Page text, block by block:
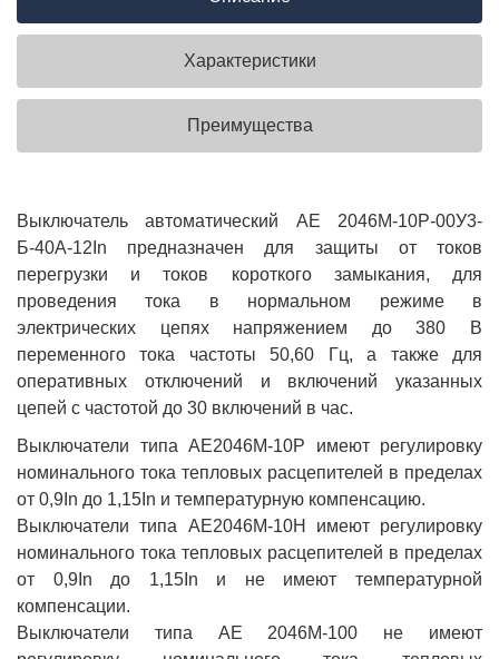
Характеристики
Преимущества
Выключатель автоматический АЕ 2046М-10Р-00У3-
Б-40А-12In предназначен для защиты от токов
перегрузки и токов короткого замыкания, для
проведения тока в нормальном режиме в
электрических цепях напряжением до 380 В
переменного тока частоты 50,60 Гц, а также для
оперативных отключений и включений указанных
цепей с частотой до 30 включений в час.
Выключатели типа АЕ2046М-10Р имеют регулировку
номинального тока тепловых расцепителей в пределах
от 0,9In до 1,15In и температурную компенсацию.
Выключатели типа АЕ2046М-10Н имеют регулировку
номинального тока тепловых расцепителей в пределах
от 0,9In до 1,15In и не имеют температурной
компенсации.
Выключатели типа АЕ 2046М-100 не имеют